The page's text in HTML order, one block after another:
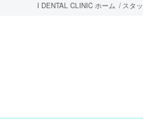
I DENTAL CLINIC ホーム スタ